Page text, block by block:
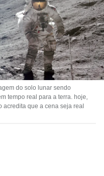
do solo lunar sendo
tempo real para a terra. hoje,
que a cena seja real